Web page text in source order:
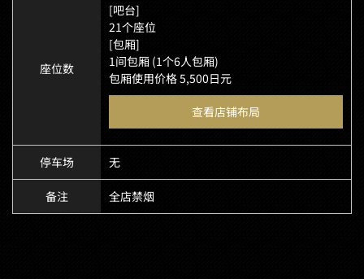
座位数
[吧台]
21个座位
[包厢]
1间包厢 (1个6人包厢)
包厢使用价格 5,500日元
查看店铺布局
停车场 无
备注 全店禁烟